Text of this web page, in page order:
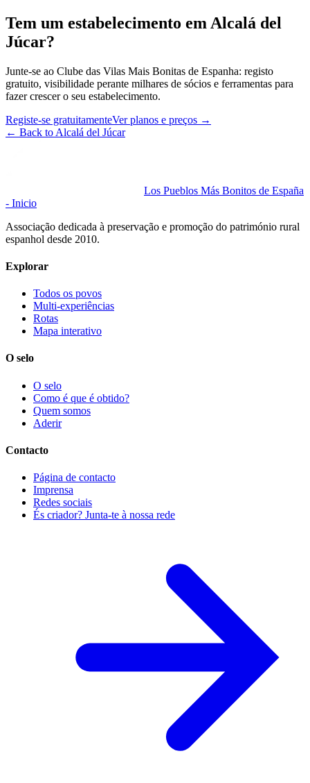
Tem um estabelecimento em Alcalá del
Júcar?
Junte-se ao Clube das Vilas Mais Bonitas de Espanha: registo
gratuito, visibilidade perante milhares de sócios e ferramentas para
fazer crescer o seu estabelecimento.
Registe-se gratuitamenteVer planos e preços →
← Back to Alcalá del Júcar
Los Pueblos Más Bonitos de España
- Inicio
Associação dedicada à preservação e promoção do património rural
espanhol desde 2010.
Explorar
Todos os povos
Multi-experiências
Rotas
Mapa interativo
O selo
O selo
Como é que é obtido?
Quem somos
Aderir
Contacto
Página de contacto
Imprensa
Redes sociais
És criador? Junta-te à nossa rede